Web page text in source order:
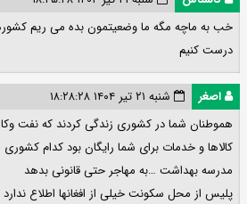
درست کنیم
اصغر
شنبه ۲۱ تیر ۱۴۰۴ ۱۸:۲۸:۲۸
هموطنان شما در کشوری زندگی کردند که نفت
کالاها و خدمات برای شما رایگان بود کدام
مدرسه بهداشت …به مهاجر حتی قانونی بدهد
پلیس از محل سکونت خیلی از افغانها اطلاع